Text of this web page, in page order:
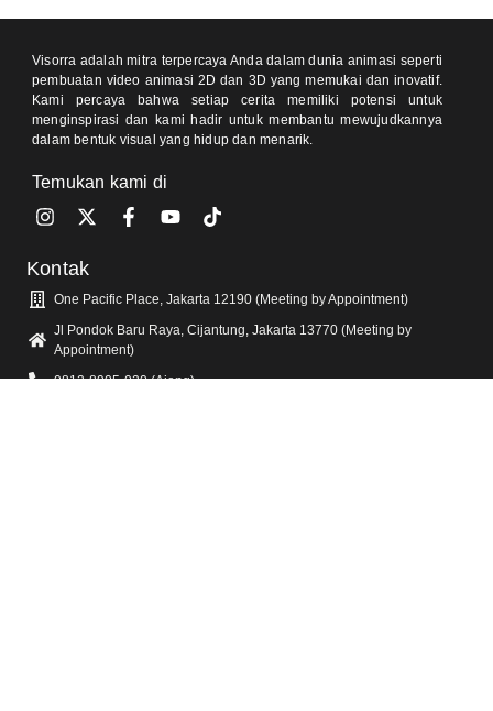
Visorra adalah mitra terpercaya Anda dalam dunia animasi seperti
pembuatan video animasi 2D dan 3D yang memukai dan inovatif.
Kami percaya bahwa setiap cerita memiliki potensi untuk
menginspirasi dan kami hadir untuk membantu mewujudkannya
dalam bentuk visual yang hidup dan menarik.
Temukan kami di
Kontak
One Pacific Place, Jakarta 12190 (Meeting by Appointment)
Jl Pondok Baru Raya, Cijantung, Jakarta 13770 (Meeting by
Appointment)
0812-8905-020 (Ajeng)